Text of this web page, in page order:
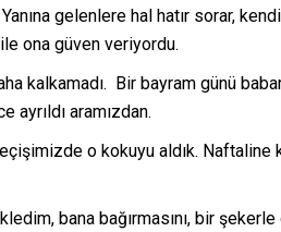
gelenlere hal hatır sorar,
ona güven veriyordu.
kalkamadı. Bir bayram günü
aramızdan.
o kokuyu aldık. Naftaline
bana bağırmasını, bir